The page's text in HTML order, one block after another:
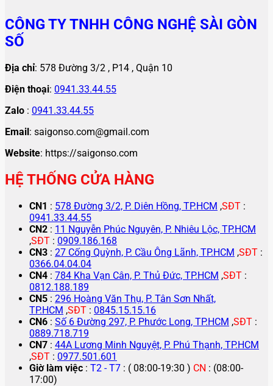
CÔNG TY TNHH CÔNG NGHỆ SÀI GÒN
SỐ
Địa chỉ: 578 Đường 3/2 , P14 , Quận 10
Điện thoại: 0941.33.44.55
Zalo : 0941.33.44.55
Email: saigonso.com@gmail.com
Website: https://saigonso.com
HỆ THỐNG CỬA HÀNG
CN1 : 578 Đường 3/2, P. Diên Hồng, TP.HCM ,SĐT :
0941.33.44.55
CN2 : 11 Nguyễn Phúc Nguyên, P. Nhiêu Lộc, TP.HCM
,SĐT : 0909.186.168
CN3 : 27 Cống Quỳnh, P. Cầu Ông Lãnh, TP.HCM ,SĐT :
0366.04.04.04
CN4 : 784 Kha Vạn Cân, P. Thủ Đức, TP.HCM ,SĐT :
0812.188.189
CN5 : 296 Hoàng Văn Thụ, P. Tân Sơn Nhất,
TP.HCM ,SĐT : 0845.15.15.16
CN6 : Số 6 Đường 297, P. Phước Long, TP.HCM ,SĐT :
0889.718.719
CN7 : 44A Lương Minh Nguyệt, P. Phú Thạnh, TP.HCM
,SĐT : 0977.501.601
Giờ làm việc : T2 - T7 : ( 08:00-19:30 ) CN : (08:00-
17:00)